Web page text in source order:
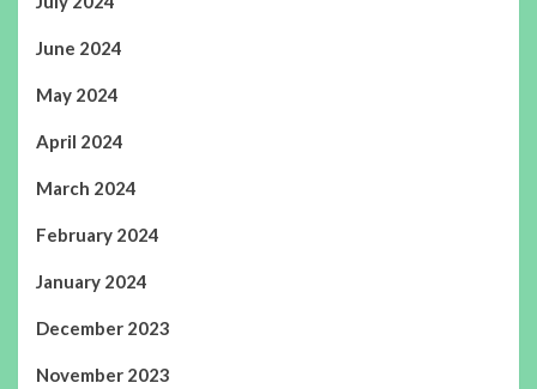
June 2024
May 2024
April 2024
March 2024
February 2024
January 2024
December 2023
November 2023